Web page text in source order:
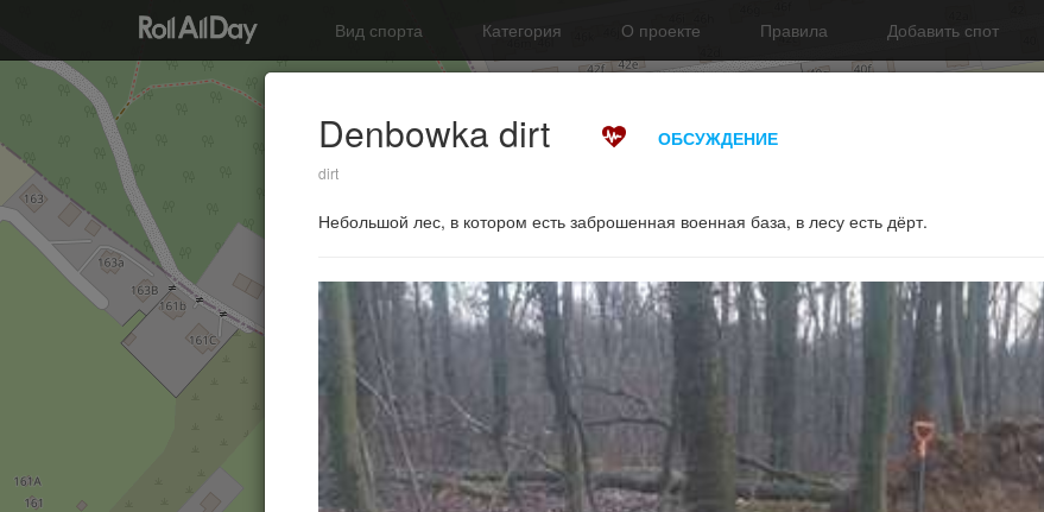
Denbowka dirt ОБСУЖДЕНИЕ
dirt
Небольшой лес, в котором есть заброшенная военная база, в лесу есть дёрт.
Вид спорта Категория О проекте Правила Добавить спот